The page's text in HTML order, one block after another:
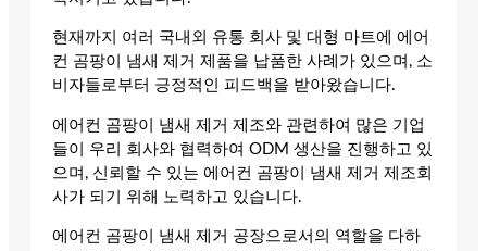
현재까지 여러 국내외 유통 회사 및 대형 마트에 에어
컨 곰팡이 냄새 제거 제품을 납품한 사례가 있으며, 소
비자들로부터 긍정적인 피드백을 받아왔습니다.
에어컨 곰팡이 냄새 제거 제조와 관련하여 많은 기업
들이 우리 회사와 협력하여 ODM 생산을 진행하고 있
으며, 신뢰할 수 있는 에어컨 곰팡이 냄새 제거 제조회
사가 되기 위해 노력하고 있습니다.
에어컨 곰팡이 냄새 제거 공장으로서의 역할을 다하